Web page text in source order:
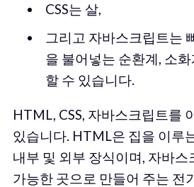
CSS는 살,
그리고 자바스크립트는
을 불어넣는 순환계, 소
할 수 있습니다.
HTML, CSS, 자바스크립트를
있습니다. HTML은 집을 이루
내부 및 외부 장식이며, 자바
가능한 곳으로 만들어 주는 전